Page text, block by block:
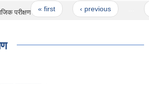
Pages
« first ‹ previous
परीक्षण